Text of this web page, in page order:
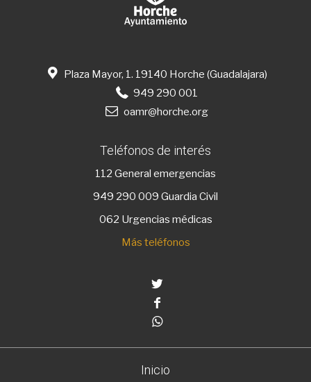
Plaza Mayor, 1. 19140 Horche (Guadalajara)
949 290 001
oamr@horche.org
Teléfonos de interés
112 General emergencias
949 290 009 Guardia Civil
062 Urgencias médicas
Más teléfonos
Inicio